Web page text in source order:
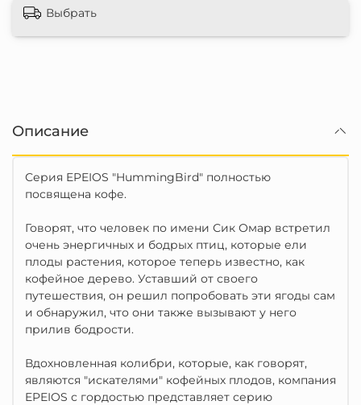
Выбрать
Описание
Серия EPEIOS "HummingBird" полностью
посвящена кофе.
Говорят, что человек по имени Сик Омар встретил
очень энергичных и бодрых птиц, которые ели
плоды растения, которое теперь известно, как
кофейное дерево. Уставший от своего
путешествия, он решил попробовать эти ягоды сам
и обнаружил, что они также вызывают у него
прилив бодрости.
Вдохновленная колибри, которые, как говорят,
являются "искателями" кофейных плодов, компания
EPEIOS с гордостью представляет серию